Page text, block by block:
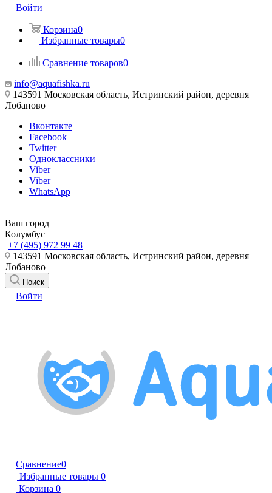
Войти
Корзина0
Избранные товары0
Сравнение товаров0
info@aquafishka.ru
143591 Московская область, Истринский район, деревня
Лобаново
Вконтакте
Facebook
Twitter
Одноклассники
Viber
Viber
WhatsApp
Ваш город
Колумбус
+7 (495) 972 99 48
143591 Московская область, Истринский район, деревня
Лобаново
Поиск
Войти
Сравнение0
Избранные товары 0
Корзина 0